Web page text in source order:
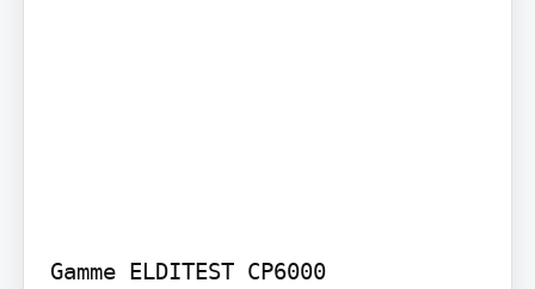
Gamme ELDITEST CP6000